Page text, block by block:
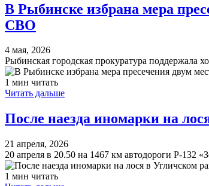
В Рыбинске избрана мера
СВО
4 мая, 2026
Рыбинская городская прокуратура поддержала
1 мин читать
Читать дальше
После наезда иномарки на
21 апреля, 2026
20 апреля в 20.50 на 1467 км автодороги Р-
1 мин читать